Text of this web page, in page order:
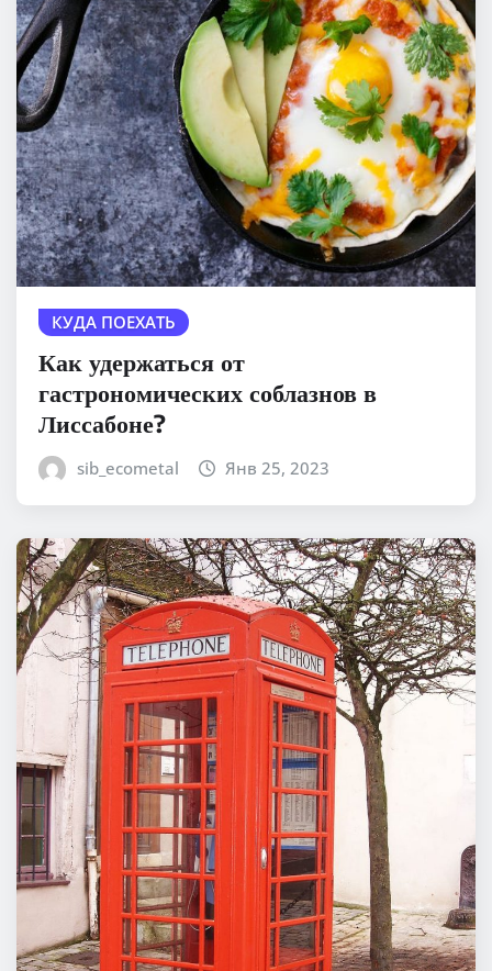
КУДА ПОЕХАТЬ
Как удержаться от
гастрономических соблазнов в
Лиссабоне?
sib_ecometal Янв 25, 2023